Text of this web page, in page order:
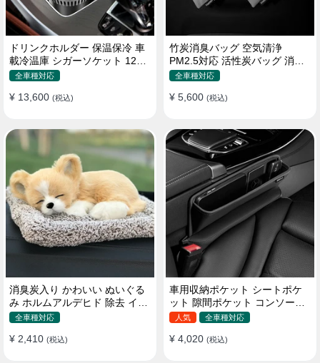
ドリンクホルダー 保温保冷 車
載冷温庫 シガーソケット 12V
車用 車中泊
全車種対応
¥ 13,600 (税込)
竹炭消臭バッグ 空気清浄
PM2.5対応 活性炭バッグ 消臭
車用 デオドラント 繰り返し使
全車種対応
¥ 5,600 (税込)
消臭炭入り かわいい ぬいぐる
み ホルムアルデヒド 除去 イン
テリア 贈り物
全車種対応
¥ 2,410 (税込)
車用収納ポケット シートポケ
ット 隙間ポケット コンソール
ボックス カー用品
人気 全車種対応
¥ 4,020 (税込)